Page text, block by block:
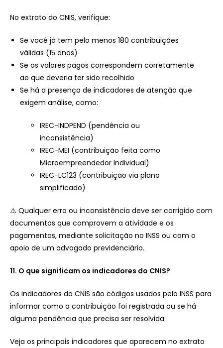
No extrato do CNIS, verifique:
Se você já tem pelo menos 180 contribuições
válidas (15 anos)
Se os valores pagos correspondem corretamente
ao que deveria ter sido recolhido
Se há a presença de indicadores de atenção que
exigem análise, como:
IREC-INDPEND (pendência ou
inconsistência)
IREC-MEI (contribuição feita como
Microempreendedor Individual)
IREC-LC123 (contribuição via plano
simplificado)
⚠️ Qualquer erro ou inconsistência deve ser corrigido com
documentos que comprovem a atividade e os
pagamentos, mediante solicitação no INSS ou com o
apoio de um advogado previdenciário.
11. O que significam os indicadores do CNIS?
Os indicadores do CNIS são códigos usados pelo INSS para
informar como a contribuição foi registrada ou se há
alguma pendência que precisa ser resolvida.
Veja os principais indicadores que aparecem no extrato